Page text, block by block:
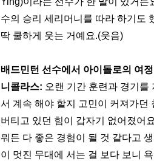
수의 승리 세리머니를 따라 하기도
딱 쿨하게 웃는 거예요.(웃음)
배드민턴 선수에서 아이돌로의 여정
니콜라스: 오랜 기간 훈련과 경기를
서 계속 해야 할지 고민이 커져가던
버티고 있던 힘이 갑자기 없어졌어
뭐든 다 좋은 경험이 될 것 같다고
이 멋진 무대에 서는 걸 보다 보니